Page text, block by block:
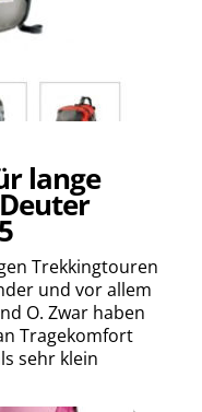
lange
Trekkingtouren
und vor allem
O. Zwar haben
Tragekomfort
sehr klein